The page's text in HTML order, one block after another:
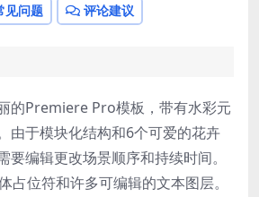
见问题 评论建议
的Premiere Pro模板，带有水彩元
由于模块化结构和6个可爱的花卉
要编辑更改场景顺序和持续时间。
占位符和许多可编辑的文本图层。